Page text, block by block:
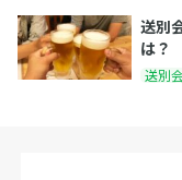
送別
は？
送別